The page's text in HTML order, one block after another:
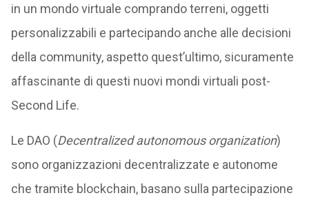
in un mondo virtuale comprando terreni, oggetti
personalizzabili e partecipando anche alle decisioni
della community, aspetto quest’ultimo, sicuramente
affascinante di questi nuovi mondi virtuali post-
Second Life.
Le DAO (Decentralized autonomous organization)
sono organizzazioni decentralizzate e autonome
che tramite blockchain, basano sulla partecipazione